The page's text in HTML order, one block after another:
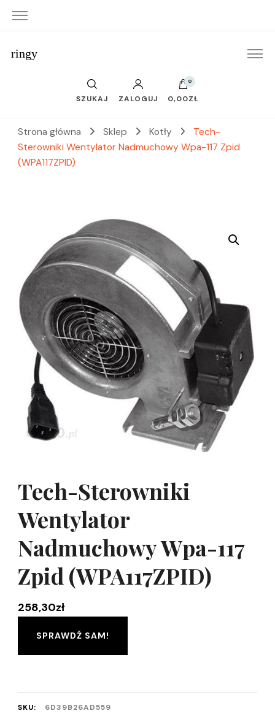
ringy
SZUKAJ ZALOGUJ
0
0,00ZŁ
Strona główna Sklep Kotły
Tech-
Sterowniki Wentylator Nadmuchowy Wpa-117 Zpid
(WPA117ZPID)
Tech-Sterowniki
Wentylator
Nadmuchowy Wpa-117
Zpid (WPA117ZPID)
258,30zł
SPRAWDŹ SAM!
SKU:
6D39B26AD559